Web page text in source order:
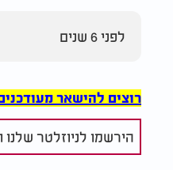
לפני 6 שנים
רוצים להישאר
הירשמו לניוזלטר